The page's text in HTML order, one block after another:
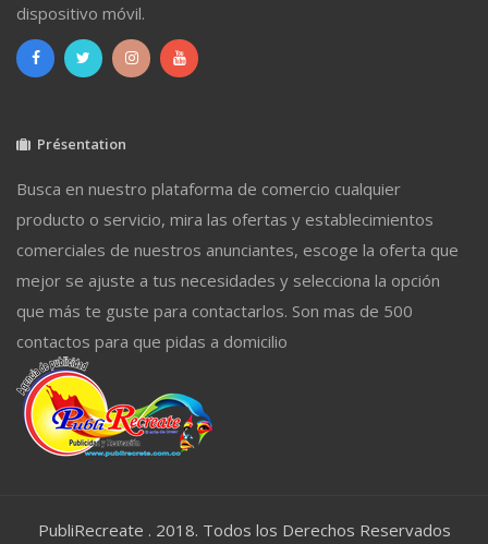
dispositivo móvil.
Présentation
Busca en nuestro plataforma de comercio cualquier
producto o servicio, mira las ofertas y establecimientos
comerciales de nuestros anunciantes, escoge la oferta que
mejor se ajuste a tus necesidades y selecciona la opción
que más te guste para contactarlos. Son mas de 500
contactos para que pidas a domicilio
PubliRecreate . 2018. Todos los Derechos Reservados